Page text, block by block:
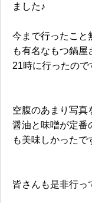
ました♪
今まで行ったこと
も有名なもつ鍋屋
21時に行ったの
空腹のあまり写真
醤油と味噌が定番
も美味しかったで
皆さんも是非行っ